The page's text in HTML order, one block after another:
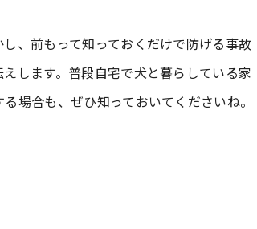
、前もって知っておくだけで防げる事故
します。普段自宅で犬と暮らしている家
場合も、ぜひ知っておいてくださいね。